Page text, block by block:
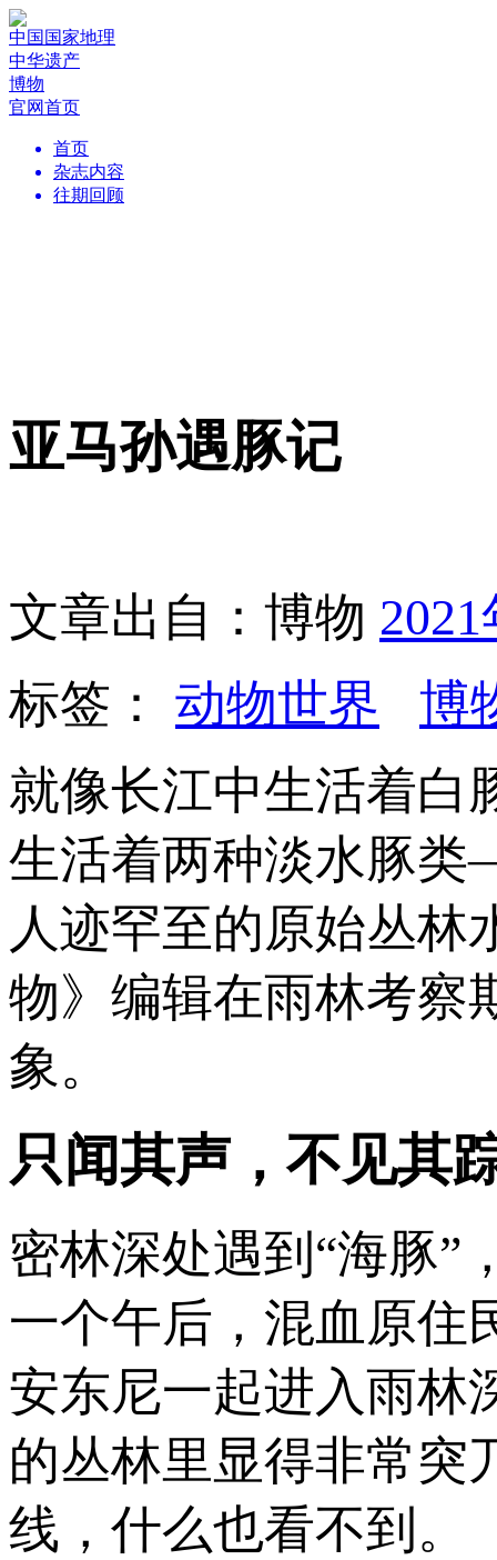
中国国家地理
中华遗产
博物
官网首页
首页
杂志内容
往期回顾
亚马孙遇豚记
文章出自：博物
标签： 动物世界
博
就像长江中生活着白
生活着两种淡水豚
人迹罕至的原始丛林
物》编辑在雨林考察
象。
只闻其声，不见其
密林深处遇到“海豚”
一个午后，混血原住
安东尼一起进入雨林
的丛林里显得非常突
线，什么也看不到。